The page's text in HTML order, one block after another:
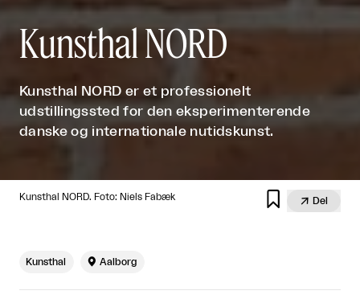
Kunsthal NORD
Kunsthal NORD er et professionelt
udstillingssted for den eksperimenterende
danske og internationale nutidskunst.
Kunsthal NORD. Foto: Niels Fabæk   Del
Kunsthal  Aalborg